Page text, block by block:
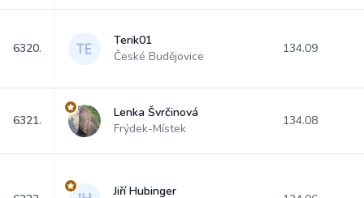
6320.
Terik01
České Budějovice
134.09
6321.
Lenka Švrčinová
Frýdek-Místek
134.08
Jiří Hubinger